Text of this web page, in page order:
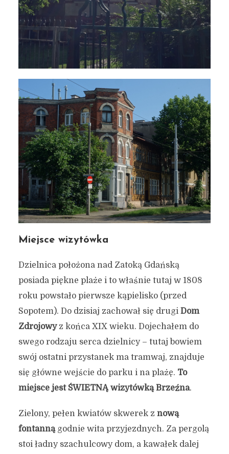
Miejsce wizytówka
Dzielnica położona nad Zatoką Gdańską
posiada piękne plaże i to właśnie tutaj w 1808
roku powstało pierwsze kąpielisko (przed
Sopotem). Do dzisiaj zachował się drugi Dom
Zdrojowyz końca XIX wieku. Dojechałem do
swego rodzaju serca dzielnicy – tutaj bowiem
swój ostatni przystanek ma tramwaj, znajduje
się główne wejście do parku i na plażę. To
miejsce jest ŚWIETNĄ wizytówką Brzeźna.
Zielony, pełen kwiatów skwerek z nową
fontannągodnie wita przyjezdnych. Za pergolą
stoi ładny szachulcowy dom, a kawałek dalej